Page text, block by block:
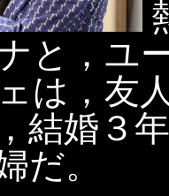
と，ユ
は，友
結婚３
だ。